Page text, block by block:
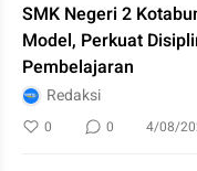
SMK Negeri 2
Model, Perkuat
Pembelajaran
Redaksi
0 0 4/08/